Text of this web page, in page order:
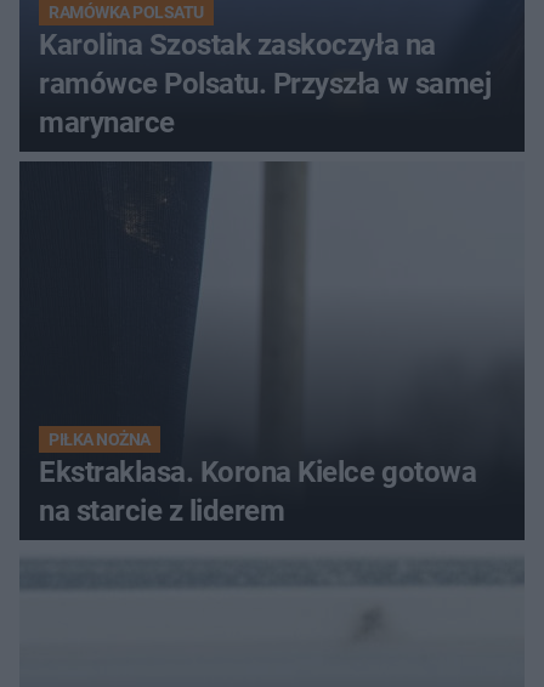
RAMÓWKA POLSATU
Karolina Szostak zaskoczyła na
ramówce Polsatu. Przyszła w samej
marynarce
PIŁKA NOŻNA
Ekstraklasa. Korona Kielce gotowa
na starcie z liderem